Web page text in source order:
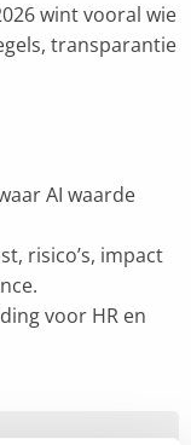
wint vooral wie
transparantie
AI waarde
risico’s, impact
voor HR en